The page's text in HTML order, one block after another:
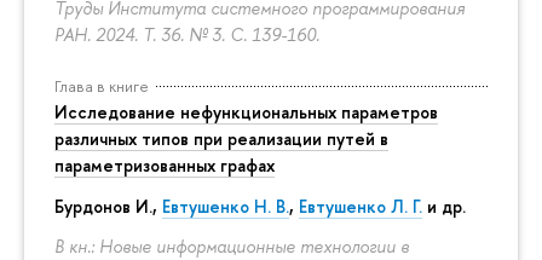
Труды Института системного программирования
РАН. 2024. Т. 36. № 3. С. 139-160.
Глава в книге
Исследование нефункциональных параметров
различных типов при реализации путей в
параметризованных графах
Бурдонов И., Евтушенко Н. В., Евтушенко Л. Г. и др.
В кн.: Новые информационные технологии в